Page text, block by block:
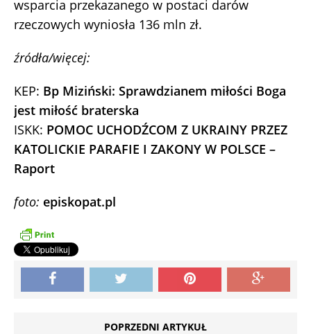
wsparcia przekazanego w postaci darów
rzeczowych wyniosła 136 mln zł.
źródła/więcej:
KEP: Bp Miziński: Sprawdzianem miłości Boga
jest miłość braterska
ISKK: POMOC UCHODŹCOM Z UKRAINY PRZEZ
KATOLICKIE PARAFIE I ZAKONY W POLSCE –
Raport
foto: episkopat.pl
POPRZEDNI ARTYKUŁ